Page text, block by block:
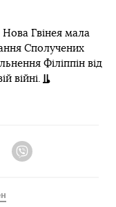
Гвінея мала
Сполучених
Філіппін від
війні.
Viber